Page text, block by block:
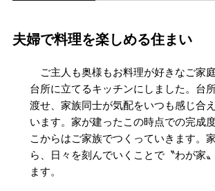
夫婦で料理を楽しめる住まい
ご主人も奥様もお料理が好きなご家
台所に立てるキッチンにしました。台
渡せ、家族同士が気配をいつも感じ合
います。家が建ったこの時点での完成
こからはご家族でつくっていきます。
ら、日々を刻んでいくことで〝わが家
ます。